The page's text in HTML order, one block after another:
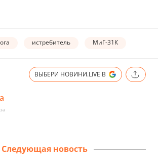
истребитель МиГ-31К
ВЫБЕРИ НОВИНИ.LIVE В
Следующая новость